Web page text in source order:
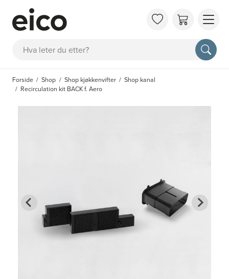
Søk
OM
FAQ
Forside Shop Shop kjøkkenvifter
Shop kanal
Recirculation kit BACK f. Aero